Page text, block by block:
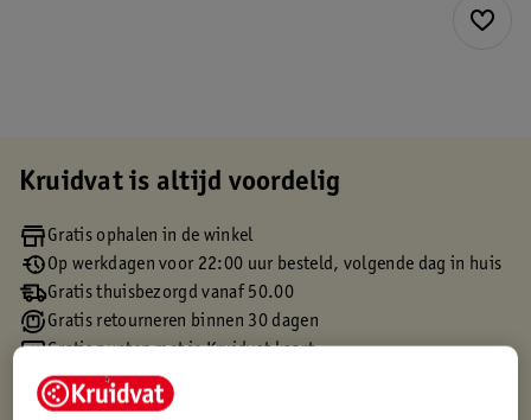
Kruidvat is altijd voordelig
Gratis ophalen in de winkel
Op werkdagen voor 22:00 uur besteld, volgende dag in huis
Gratis thuisbezorgd vanaf 50.00
Gratis retourneren binnen 30 dagen
Gratis punten met je Kruidvat kaart